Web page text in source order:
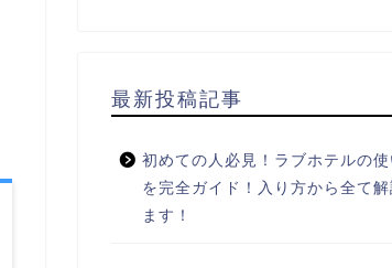
最新投稿記事
初めての人必見！ラブホテルの使
を完全ガイド！入り方から全て解
ます！